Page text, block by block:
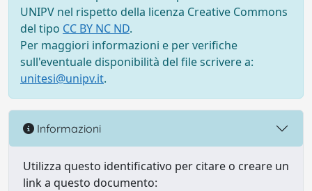
UNIPV nel rispetto della licenza Creative Commons
del tipo CC BY NC ND.
Per maggiori informazioni e per verifiche
sull'eventuale disponibilità del file scrivere a:
unitesi@unipv.it.
Informazioni
Utilizza questo identificativo per citare o creare un
link a questo documento: